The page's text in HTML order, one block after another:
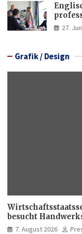
27.
Grafik / Design
besucht
Freiburg
7. August 2026